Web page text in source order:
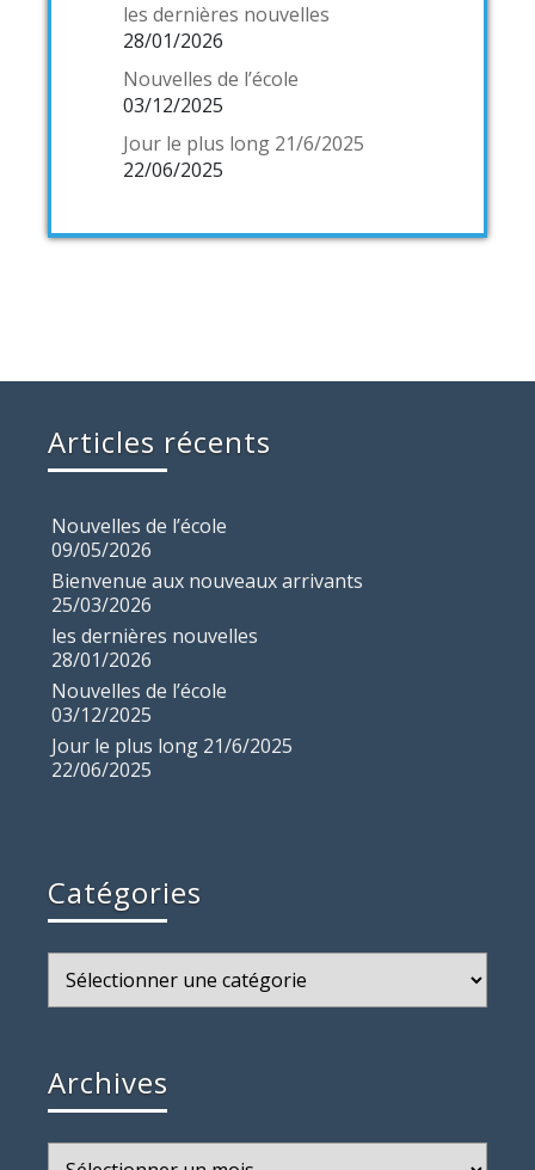
les dernières nouvelles
28/01/2026
Nouvelles de l’école
03/12/2025
Jour le plus long 21/6/2025
22/06/2025
Articles récents
Nouvelles de l’école
09/05/2026
Bienvenue aux nouveaux arrivants
25/03/2026
les dernières nouvelles
28/01/2026
Nouvelles de l’école
03/12/2025
Jour le plus long 21/6/2025
22/06/2025
Catégories
Archives